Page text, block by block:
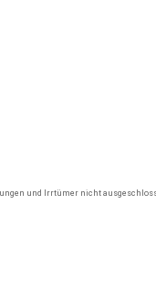
und Irrtümer nicht